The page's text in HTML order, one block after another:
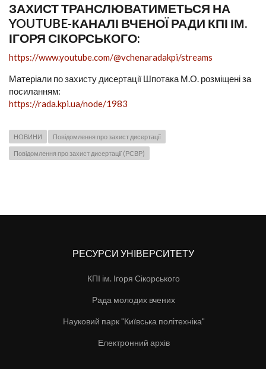
ЗАХИСТ ТРАНСЛЮВАТИМЕТЬСЯ НА
YOUTUBE-КАНАЛІ ВЧЕНОЇ РАДИ КПІ ІМ.
ІГОРЯ СІКОРСЬКОГО:
https://www.youtube.com/@vchenaradakpi/streams
Матеріали по захисту дисертації Шпотака М.О. розміщені за
посиланням:
https://rada.kpi.ua/node/1983
НОВИНИ Повідомлення про захист дисертації
Повідомлення про захист дисертації (РСВР)
РЕСУРСИ УНІВЕРСИТЕТУ
КПІ ім. Ігоря Сікорського
Рада молодих вчених
Науковий парк "Київська політехніка"
Електронний архів